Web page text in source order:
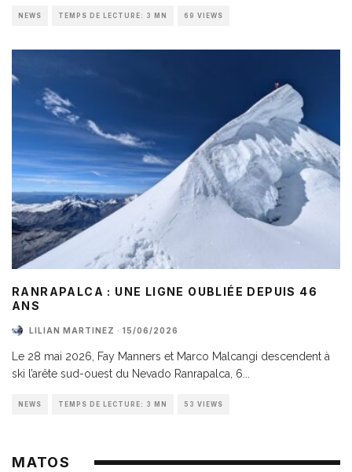
NEWS TEMPS DE LECTURE: 3 MN 69 VIEWS
RANRAPALCA : UNE LIGNE OUBLIÉE DEPUIS 46
ANS
LILIAN MARTINEZ · 15/06/2026
Le 28 mai 2026, Fay Manners et Marco Malcangi descendent à
ski l’arête sud-ouest du Nevado Ranrapalca, 6
NEWS TEMPS DE LECTURE: 3 MN 53 VIEWS
MATOS